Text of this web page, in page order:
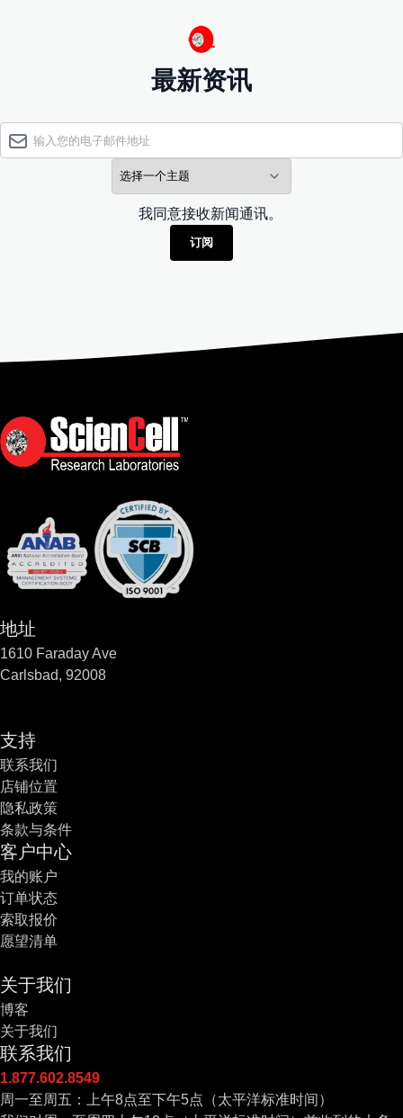
最新资讯
我同意接收新闻通讯。
订阅
地址
1610 Faraday Ave
Carlsbad, 92008
支持
联系我们
店铺位置
隐私政策
条款与条件
客户中心
我的账户
订单状态
索取报价
愿望清单
关于我们
博客
关于我们
联系我们
1.877.602.8549
周一至周五：上午8点至下午5点（太平洋标准时间）